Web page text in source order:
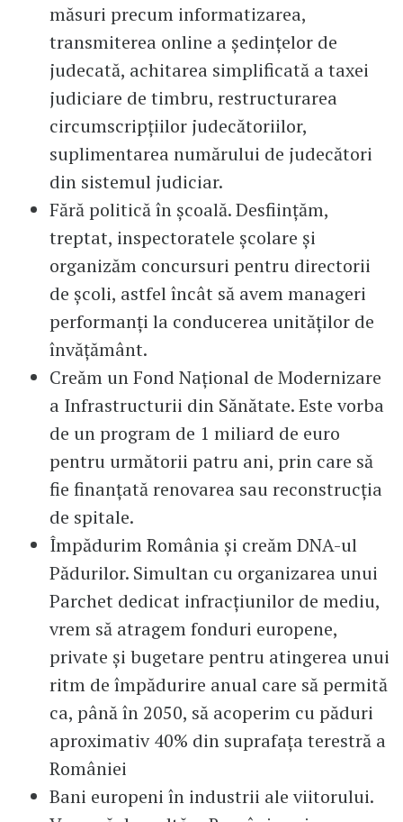
măsuri precum informatizarea,
transmiterea online a ședințelor de
judecată, achitarea simplificată a taxei
judiciare de timbru, restructurarea
circumscripțiilor judecătoriilor,
suplimentarea numărului de judecători
din sistemul judiciar.
Fără politică în școală. Desființăm,
treptat, inspectoratele școlare și
organizăm concursuri pentru directorii
de școli, astfel încât să avem manageri
performanți la conducerea unităților de
învățământ.
Creăm un Fond Național de Modernizare
a Infrastructurii din Sănătate. Este vorba
de un program de 1 miliard de euro
pentru următorii patru ani, prin care să
fie finanțată renovarea sau reconstrucția
de spitale.
Împădurim România și creăm DNA-ul
Pădurilor. Simultan cu organizarea unui
Parchet dedicat infracțiunilor de mediu,
vrem să atragem fonduri europene,
private și bugetare pentru atingerea unui
ritm de împădurire anual care să permită
ca, până în 2050, să acoperim cu păduri
aproximativ 40% din suprafața terestră a
României
Bani europeni în industrii ale viitorului.